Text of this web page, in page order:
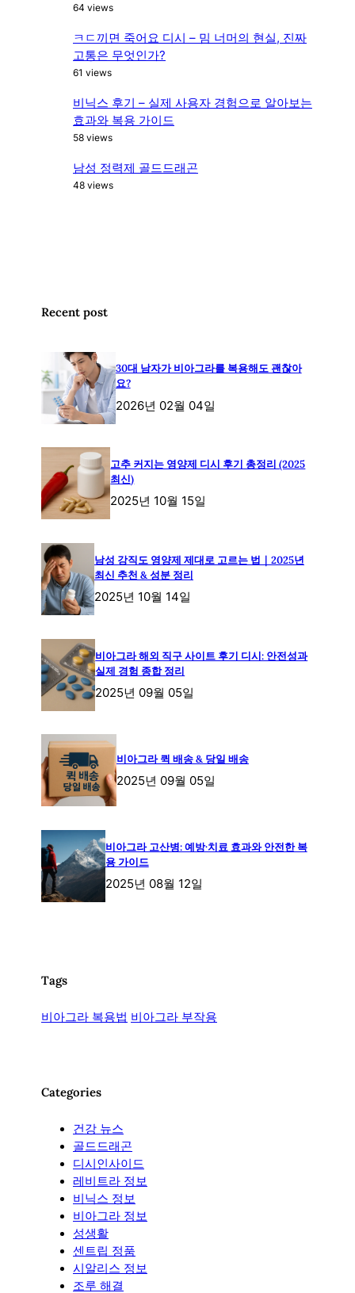
64 views
ㅋㄷ끼면 죽어요 디시 – 밈 너머의 현실, 진짜
고통은 무엇인가?
61 views
비닉스 후기 – 실제 사용자 경험으로 알아보는
효과와 복용 가이드
58 views
남성 정력제 골드드래곤
48 views
Recent post
30대 남자가 비아그라를 복용해도 괜찮아
요?
2026년 02월 04일
고추 커지는 영양제 디시 후기 총정리 (2025
최신)
2025년 10월 15일
남성 강직도 영양제 제대로 고르는 법｜2025년
최신 추천 & 성분 정리
2025년 10월 14일
비아그라 해외 직구 사이트 후기 디시: 안전성과
실제 경험 종합 정리
2025년 09월 05일
비아그라 퀵 배송 & 당일 배송
2025년 09월 05일
비아그라 고산병: 예방·치료 효과와 안전한 복
용 가이드
2025년 08월 12일
Tags
비아그라 복용법 비아그라 부작용
Categories
건강 뉴스
골드드래곤
디시인사이드
레비트라 정보
비닉스 정보
비아그라 정보
성생활
센트립 정품
시알리스 정보
조루 해결